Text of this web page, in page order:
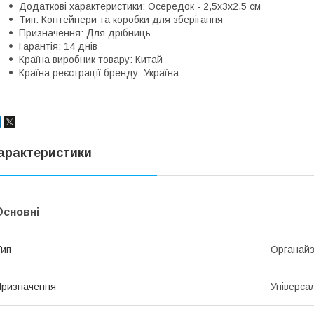
Додаткові характеристики: Осередок - 2,5х3х2,5 см
Тип: Контейнери та коробки для зберігання
Призначення: Для дрібниць
Гарантія: 14 днів
Країна виробник товару: Китай
Країна реєстрації бренду: Україна